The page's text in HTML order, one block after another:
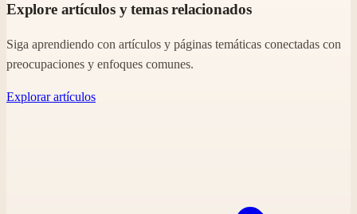
Explore artículos y temas relacionados
Siga aprendiendo con artículos y páginas temáticas conectadas con
preocupaciones y enfoques comunes.
Explorar artículos